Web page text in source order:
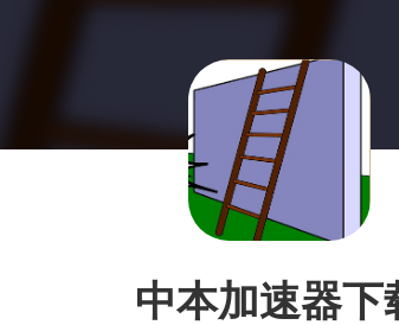
中本加速器下